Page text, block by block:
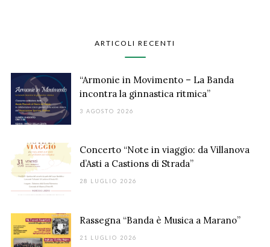
ARTICOLI RECENTI
“Armonie in Movimento – La Banda
incontra la ginnastica ritmica”
3 AGOSTO 2026
Concerto “Note in viaggio: da Villanova
d’Asti a Castions di Strada”
28 LUGLIO 2026
Rassegna “Banda è Musica a Marano”
21 LUGLIO 2026